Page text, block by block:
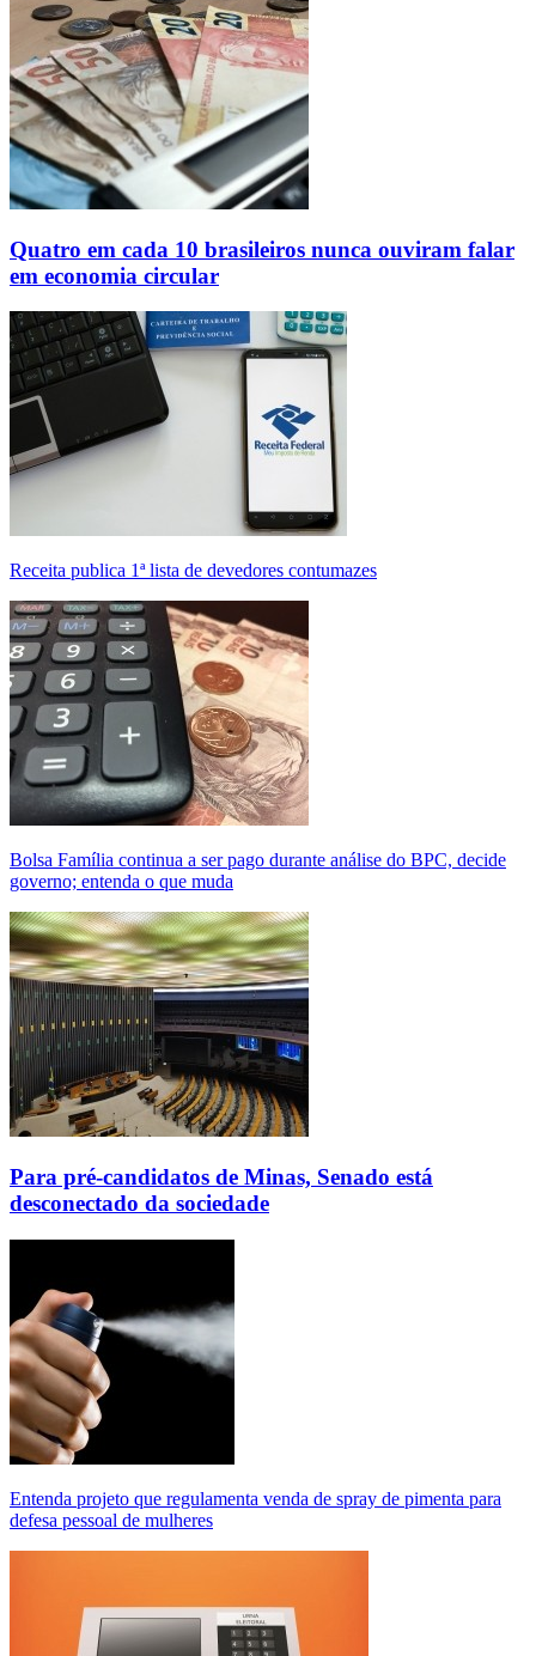
Quatro em cada 10 brasileiros nunca ouviram falar
em economia circular
Receita publica 1ª lista de devedores contumazes
Bolsa Família continua a ser pago durante análise do BPC, decide
governo; entenda o que muda
Para pré-candidatos de Minas, Senado está
desconectado da sociedade
Entenda projeto que regulamenta venda de spray de pimenta para
defesa pessoal de mulheres